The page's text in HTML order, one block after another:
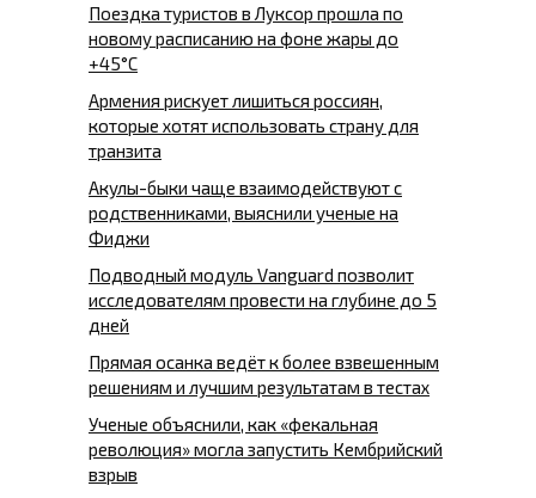
Поездка туристов в Луксор прошла по
новому расписанию на фоне жары до
+45°C
Армения рискует лишиться россиян,
которые хотят использовать страну для
транзита
Акулы-быки чаще взаимодействуют с
родственниками, выяснили ученые на
Фиджи
Подводный модуль Vanguard позволит
исследователям провести на глубине до 5
дней
Прямая осанка ведёт к более взвешенным
решениям и лучшим результатам в тестах
Ученые объяснили, как «фекальная
революция» могла запустить Кембрийский
взрыв